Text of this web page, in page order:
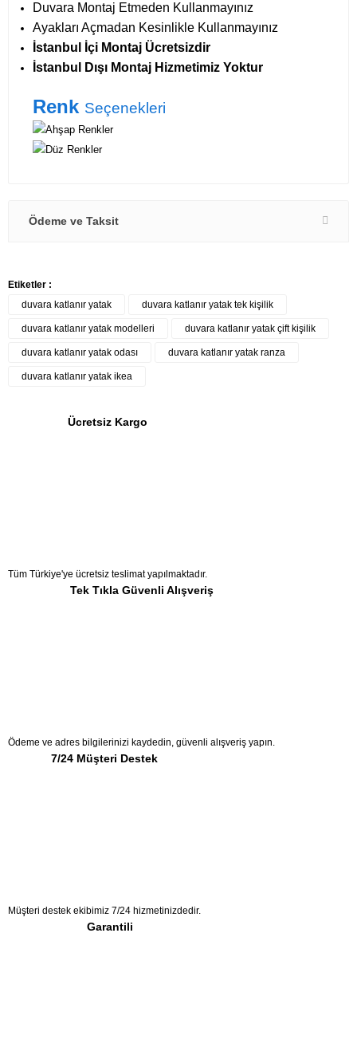
Duvara Montaj Etmeden Kullanmayınız
Ayakları Açmadan Kesinlikle Kullanmayınız
İstanbul İçi Montaj Ücretsizdir
İstanbul Dışı Montaj Hizmetimiz Yoktur
Renk Seçenekleri
Ödeme ve Taksit
Etiketler :
duvara katlanır yatak
duvara katlanır yatak tek kişilik
duvara katlanır yatak modelleri duvara katlanır yatak çift kişilik
duvara katlanır yatak odası duvara katlanır yatak ranza
duvara katlanır yatak ikea
Ücretsiz Kargo
Tüm Türkiye'ye ücretsiz teslimat yapılmaktadır.
Tek Tıkla Güvenli Alışveriş
Ödeme ve adres bilgilerinizi kaydedin, güvenli alışveriş yapın.
7/24 Müşteri Destek
Müşteri destek ekibimiz 7/24 hizmetinizdedir.
Garantili